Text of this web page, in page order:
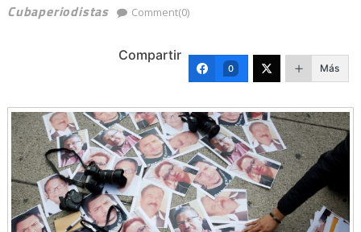
Cubaperiodistas
Comment(0)
Compartir
0 Más